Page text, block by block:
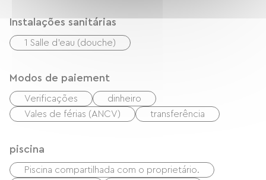
Instalações sanitárias
1 Salle d'eau (douche)
Modos de paiement
Verificações
dinheiro
Vales de férias (ANCV)
transferência
piscina
Piscina compartilhada com o proprietário.